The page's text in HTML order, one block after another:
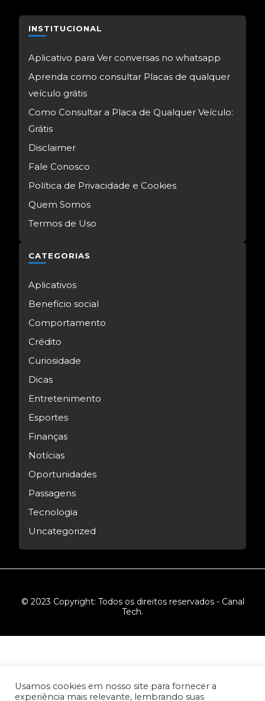
INSTITUCIONAL
Aplicativo para Ver conversas no whatsapp
Aprenda como consultar Placas de qualquer
veículo grátis
Como Consultar a Placa de Qualquer Veículo:
Grátis
Disclaimer
Fale Conosco
Política de Privacidade e Cookies
Quem Somos
Termos de Uso
CATEGORIAS
Aplicativos
Benefício social
Comportamento
Crédito
Curiosidade
Dicas
Entretenimento
Esportes
Finanças
Notícias
Oportunidades
Passagens
Tecnologia
Uncategorized
© 2023 Copyright: Todos os direitos reservados - Canal
Tech.
Usamos cookies em nosso site para fornecer a
experiência mais relevante, lembrando suas